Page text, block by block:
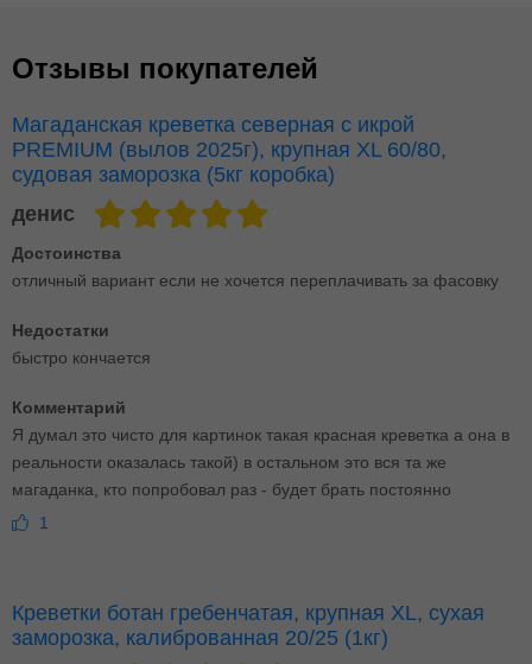
Отзывы покупателей
Магаданская креветка северная с икрой
PREMIUM (вылов 2025г), крупная XL 60/80,
судовая заморозка (5кг коробка)
денис
Достоинства
отличный вариант если не хочется переплачивать за фасовку
Недостатки
быстро кончается
Комментарий
Я думал это чисто для картинок такая красная креветка а она в
реальности оказалась такой) в остальном это вся та же
магаданка, кто попробовал раз - будет брать постоянно
1
Креветки ботан гребенчатая, крупная XL, сухая
заморозка, калиброванная 20/25 (1кг)